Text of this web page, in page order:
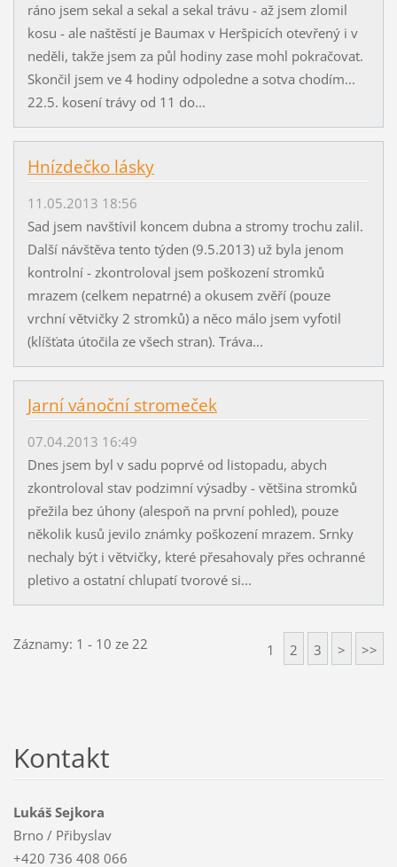
ráno jsem sekal a sekal a sekal trávu - až jsem zlomil
kosu - ale naštěstí je Baumax v Heršpicích otevřený i v
neděli, takže jsem za půl hodiny zase mohl pokračovat.
Skončil jsem ve 4 hodiny odpoledne a sotva chodím...
22.5. kosení trávy od 11 do...
Hnízdečko lásky
11.05.2013 18:56
Sad jsem navštívil koncem dubna a stromy trochu zalil.
Další návštěva tento týden (9.5.2013) už byla jenom
kontrolní - zkontroloval jsem poškození stromků
mrazem (celkem nepatrné) a okusem zvěří (pouze
vrchní větvičky 2 stromků) a něco málo jsem vyfotil
(klíšťata útočila ze všech stran). Tráva...
Jarní vánoční stromeček
07.04.2013 16:49
Dnes jsem byl v sadu poprvé od listopadu, abych
zkontroloval stav podzimní výsadby - většina stromků
přežila bez úhony (alespoň na první pohled), pouze
několik kusů jevilo známky poškození mrazem. Srnky
nechaly být i větvičky, které přesahovaly přes ochranné
pletivo a ostatní chlupatí tvorové si...
Záznamy: 1 - 10 ze 22 1 2 3 > >>
Kontakt
Lukáš Sejkora
Brno / Přibyslav
+420 736 408 066